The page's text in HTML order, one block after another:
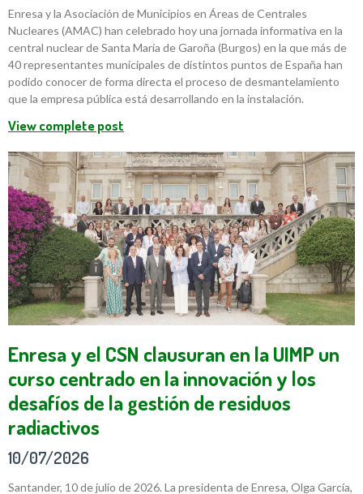
Enresa y la Asociación de Municipios en Áreas de Centrales
Nucleares (AMAC) han celebrado hoy una jornada informativa en la
central nuclear de Santa María de Garoña (Burgos) en la que más de
40 representantes municipales de distintos puntos de España han
podido conocer de forma directa el proceso de desmantelamiento
que la empresa pública está desarrollando en la instalación.
View complete post
Enresa y el CSN clausuran en la UIMP un
curso centrado en la innovación y los
desafíos de la gestión de residuos
radiactivos
10/07/2026
Santander, 10 de julio de 2026. La presidenta de Enresa, Olga García,